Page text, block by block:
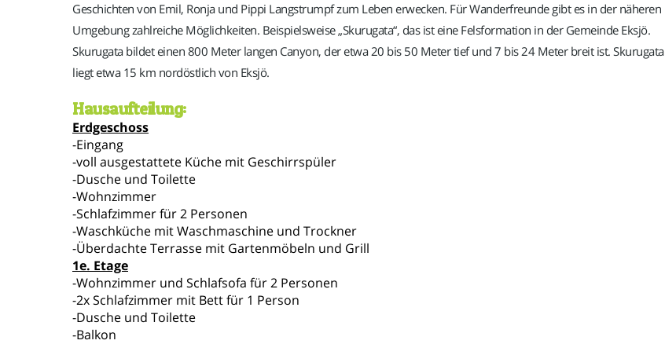
Geschichten von Emil, Ronja und Pippi Langstrumpf zum Leben erwecken. Für Wanderfreunde gibt es in der näheren
Umgebung zahlreiche Möglichkeiten. Beispielsweise „Skurugata“, das ist eine Felsformation in der Gemeinde Eksjö.
Skurugata bildet einen 800 Meter langen Canyon, der etwa 20 bis 50 Meter tief und 7 bis 24 Meter breit ist. Skurugata
liegt etwa 15 km nordöstlich von Eksjö.
Hausaufteilung:
Erdgeschoss
-Eingang
-voll ausgestattete Küche mit Geschirrspüler
-Dusche und Toilette
-Wohnzimmer
-Schlafzimmer für 2 Personen
-Waschküche mit Waschmaschine und Trockner
-Überdachte Terrasse mit Gartenmöbeln und Grill
1e. Etage
-Wohnzimmer und Schlafsofa für 2 Personen
-2x Schlafzimmer mit Bett für 1 Person
-Dusche und Toilette
-Balkon